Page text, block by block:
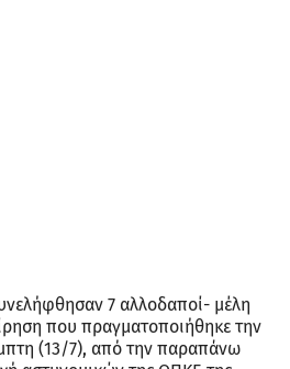
7 αλλοδαποί- μέλη
που πραγματοποιήθηκε την
(13/7), από την παραπάνω